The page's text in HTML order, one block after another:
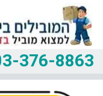
376-8863